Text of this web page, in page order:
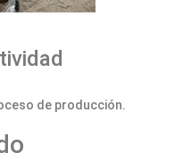
de producción.